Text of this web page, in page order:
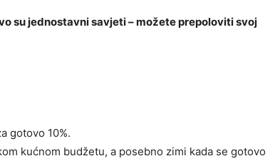
su jednostavni savjeti – možete prepoloviti svoj
gotovo 10%.
kućnom budžetu, a posebno zimi kada se gotovo